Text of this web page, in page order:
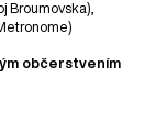
Broumovska),
občerstvením